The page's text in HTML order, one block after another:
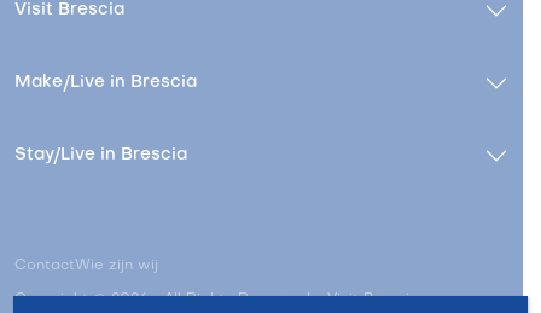
Visit Brescia
Make/Live in Brescia
Stay/Live in Brescia
ContactWie zijn wij
Copyright © 2026 - All Rights Reserved - Visit Brescia